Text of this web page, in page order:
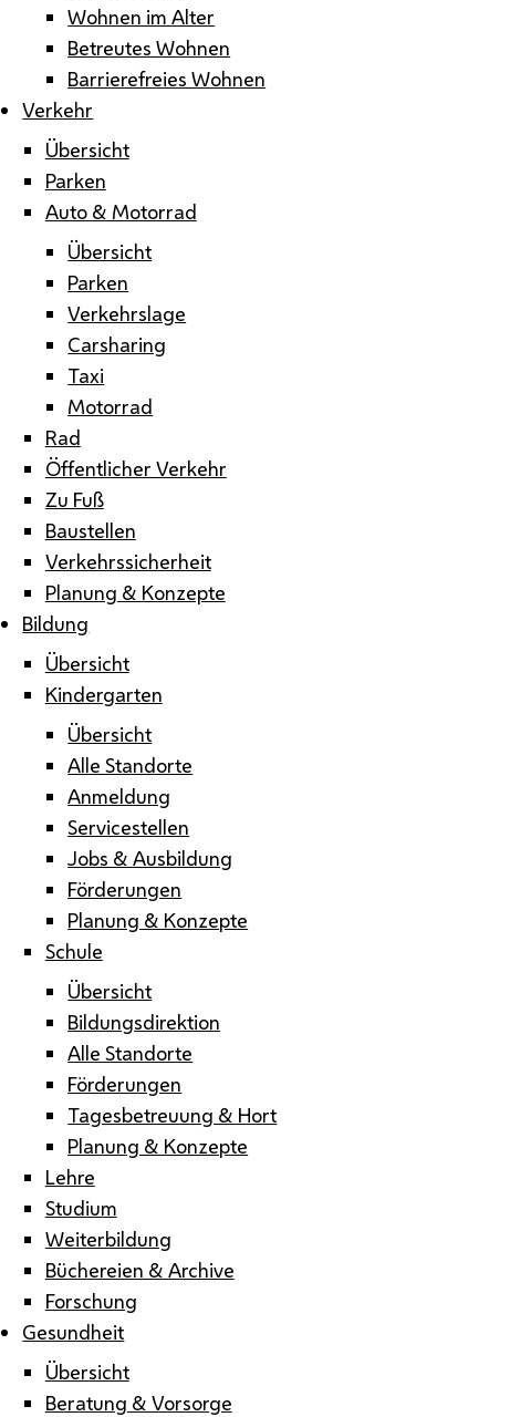
Wohnen im Alter
Betreutes Wohnen
Barrierefreies Wohnen
Verkehr
Übersicht
Parken
Auto & Motorrad
Übersicht
Parken
Verkehrslage
Carsharing
Taxi
Motorrad
Rad
Öffentlicher Verkehr
Zu Fuß
Baustellen
Verkehrssicherheit
Planung & Konzepte
Bildung
Übersicht
Kindergarten
Übersicht
Alle Standorte
Anmeldung
Servicestellen
Jobs & Ausbildung
Förderungen
Planung & Konzepte
Schule
Übersicht
Bildungsdirektion
Alle Standorte
Förderungen
Tagesbetreuung & Hort
Planung & Konzepte
Lehre
Studium
Weiterbildung
Büchereien & Archive
Forschung
Gesundheit
Übersicht
Beratung & Vorsorge